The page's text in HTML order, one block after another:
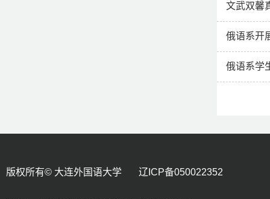
文武双馨
俄语系开
俄语系学
版权所有© 大连外国语大学 辽ICP备050022352